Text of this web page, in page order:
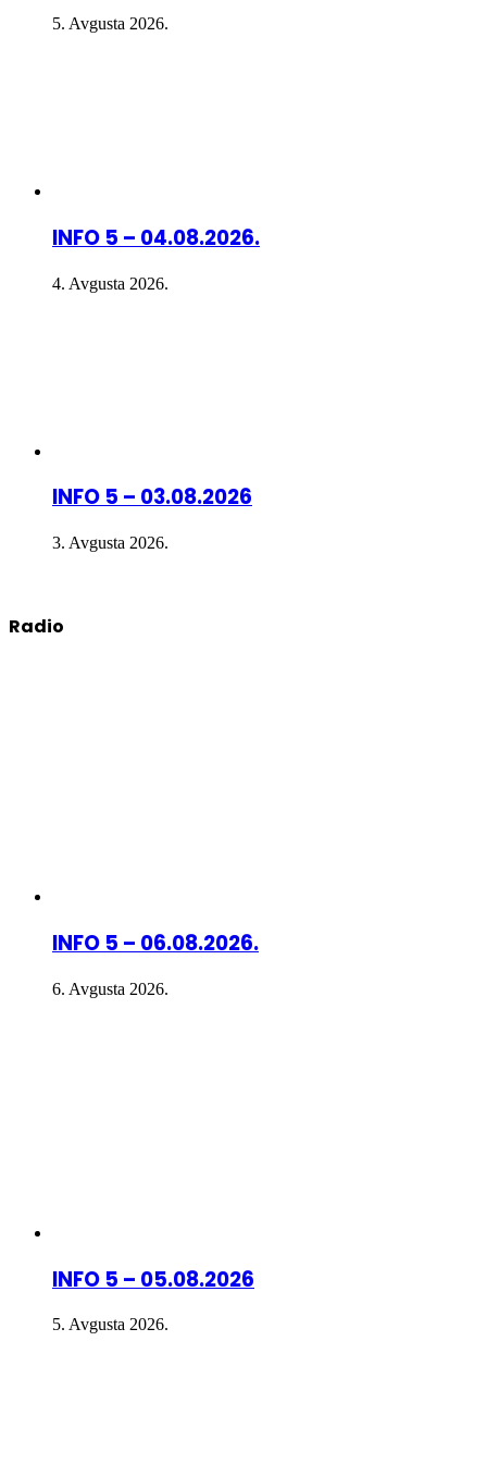
5. Avgusta 2026.
INFO 5 – 04.08.2026.
4. Avgusta 2026.
INFO 5 – 03.08.2026
3. Avgusta 2026.
Radio
INFO 5 – 06.08.2026.
6. Avgusta 2026.
INFO 5 – 05.08.2026
5. Avgusta 2026.